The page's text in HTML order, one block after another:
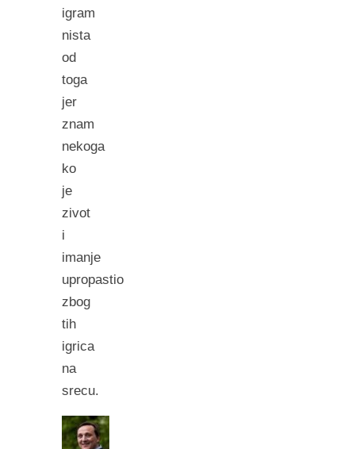
igram
nista
od
toga
jer
znam
nekoga
ko
je
zivot
i
imanje
upropastio
zbog
tih
igrica
na
srecu.